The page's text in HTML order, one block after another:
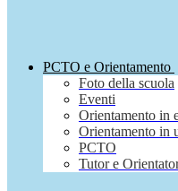
PCTO e Orientamento
Foto della scuola
Eventi
Orientamento in
Orientamento in
PCTO
Tutor e